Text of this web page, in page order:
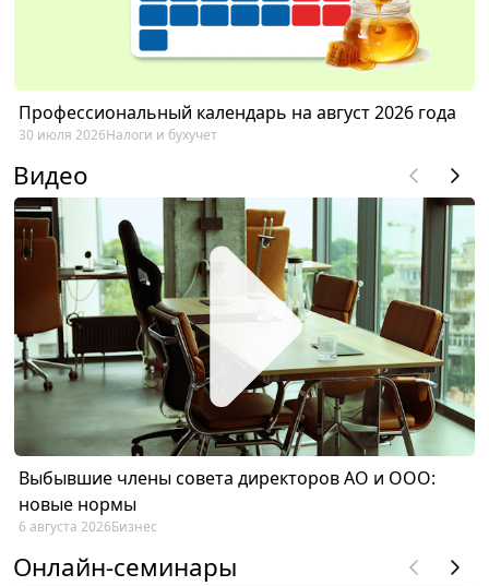
Профессиональный календарь на август 2026 года
30 июля 2026Налоги и бухучет
Видео
Выбывшие члены совета директоров АО и ООО:
новые нормы
6 августа 2026Бизнес
Онлайн-семинары